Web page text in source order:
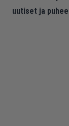
uutiset ja